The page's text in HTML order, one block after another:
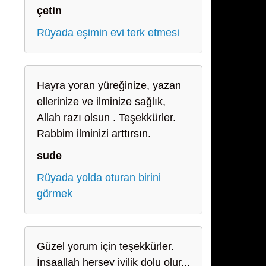
çetin
Rüyada eşimin evi terk etmesi
Hayra yoran yüreğinize, yazan
ellerinize ve ilminize sağlık,
Allah razı olsun . Teşekkürler.
Rabbim ilminizi arttırsın.
sude
Rüyada yolda oturan birini
görmek
Güzel yorum için teşekkürler.
İnşaallah herşey iyilik dolu olur...